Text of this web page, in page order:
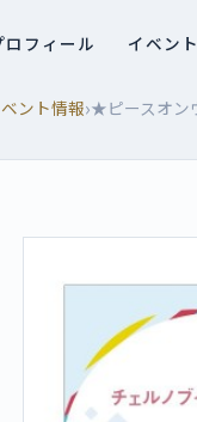
ロフィール イベン
ント情報›★ピースオン